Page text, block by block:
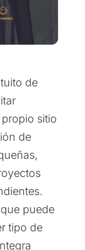
de
sitio
de
puede
tipo de